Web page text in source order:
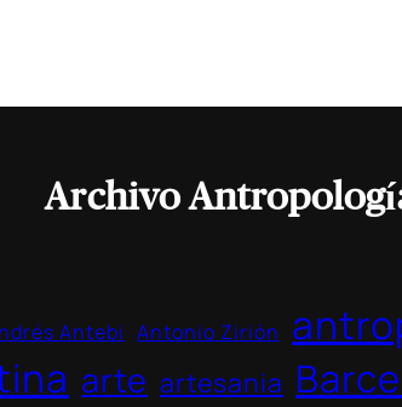
Archivo
Antebi Antonio Zirión
arte artesania